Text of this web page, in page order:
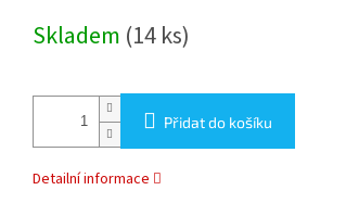
cena:
Skladem (14 ks)
Přidat do košíku
Detailní informace